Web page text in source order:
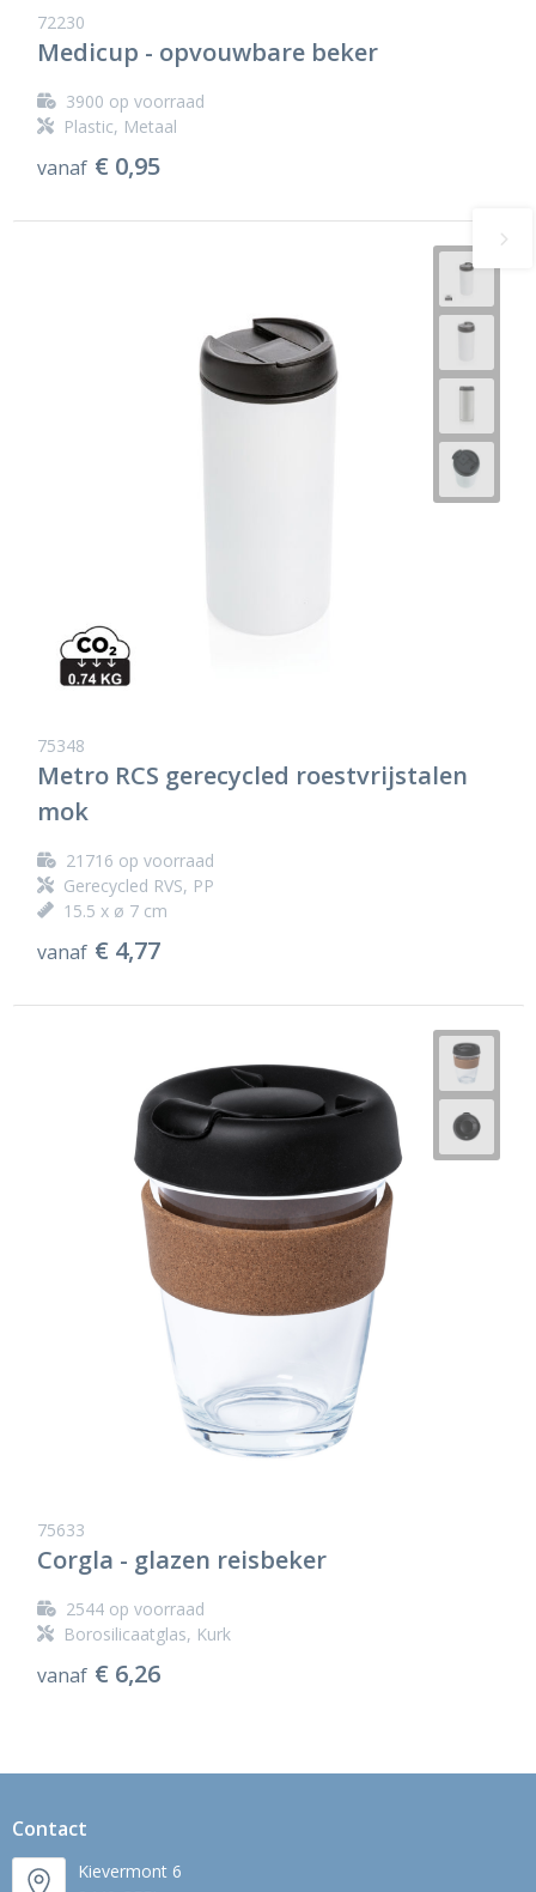
72230
Medicup - opvouwbare beker
3900 op voorraad
Plastic, Metaal
vanaf € 0,95
75348
Metro RCS gerecycled roestvrijstalen
mok
21716 op voorraad
Gerecycled RVS, PP
15.5 x ø 7 cm
vanaf € 4,77
75633
Corgla - glazen reisbeker
2544op voorraad
Borosilicaatglas, Kurk
vanaf € 6,26
Contact
Kievermont 6